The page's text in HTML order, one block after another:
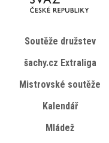
Soutěže družstev
šachy.cz Extraliga
Mistrovské soutěže
Kalendář
Mládež